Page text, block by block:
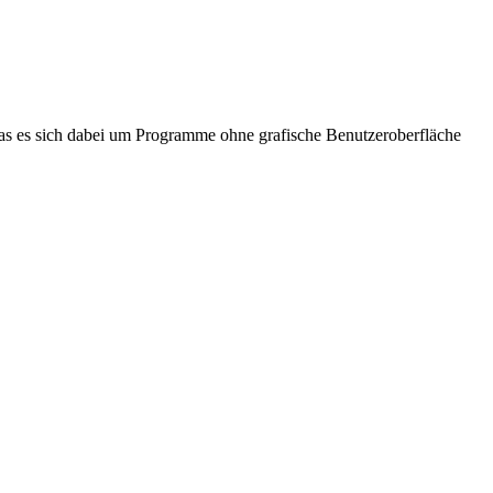
sich dabei um Programme ohne grafische Benutzeroberfläche